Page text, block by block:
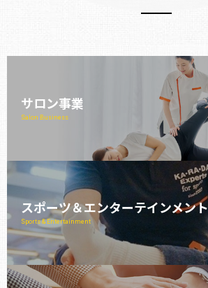
サロン事業
Salon Business
スポーツ＆エンターテインメント
Sports & Entertainment